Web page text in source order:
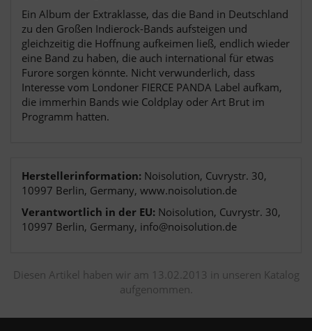
Ein Album der Extraklasse, das die Band in Deutschland
zu den Großen Indierock-Bands aufsteigen und
gleichzeitig die Hoffnung aufkeimen ließ, endlich wieder
eine Band zu haben, die auch international für etwas
Furore sorgen könnte. Nicht verwunderlich, dass
Interesse vom Londoner FIERCE PANDA Label aufkam,
die immerhin Bands wie Coldplay oder Art Brut im
Programm hatten.
Herstellerinformation: Noisolution, Cuvrystr. 30,
10997 Berlin, Germany, www.noisolution.de
Verantwortlich in der EU: Noisolution, Cuvrystr. 30,
10997 Berlin, Germany, info@noisolution.de
Diesen Artikel haben wir am 13.02.2013 in unseren Katalog
aufgenommen.